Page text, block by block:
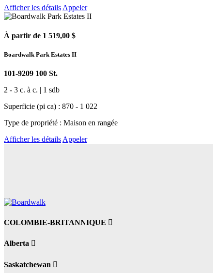
Afficher les détails Appeler
À partir de 1 519,00 $
Boardwalk Park Estates II
101-9209 100 St.
2 - 3 c. à c. | 1 sdb
Superficie (pi ca) : 870 - 1 022
Type de propriété : Maison en rangée
Afficher les détails Appeler
COLOMBIE-BRITANNIQUE
Alberta
Saskatchewan